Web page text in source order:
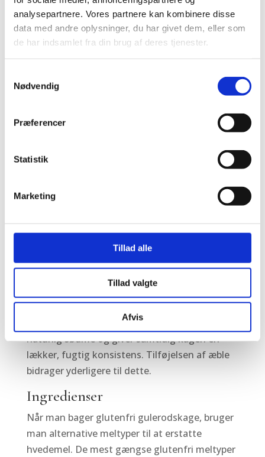
analysepartnere. Vores partnere kan kombinere disse
data med andre oplysninger, du har givet dem, eller som
de har indsamlet fra din brug af deres tjenester.
Nødvendig
Præferencer
Statistik
Marketing
Tillad alle
Tillad valgte
Afvis
Din e-mailadresse vil ikke blive publiceret.
Send
Ingen tør, glutenfri gulerodskage
At lave glutenfri gulerodskage lyder måske
som en udfordring, hvor man risikerer at ende
det er faktisk ikke så svært at undgå det,
selvom der er tale om en glutenfri
gulerodskage. Gulerødderne tilfører nemlig en
naturlig sødme og giver samtidig kagen en
lækker, fugtig konsistens. Tilføjelsen af æble
bidrager yderligere til dette.
Ingredienser
Når man bager glutenfri gulerodskage, bruger
man alternative meltyper til at erstatte
hvedemel. De mest gængse glutenfri meltyper